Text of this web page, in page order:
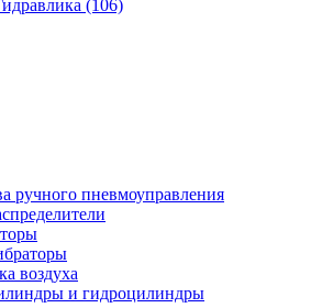
(106)
ручного пневмоуправления
воздуха
и гидроцилиндры